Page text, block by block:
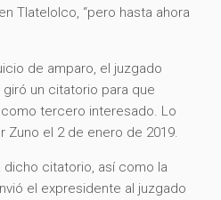
Tlatelolco, “pero hasta ahora
de amparo, el juzgado
un citatorio para que
tercero interesado. Lo
Zuno el 2 de enero de 2019.
dicho citatorio, así como la
el expresidente al juzgado